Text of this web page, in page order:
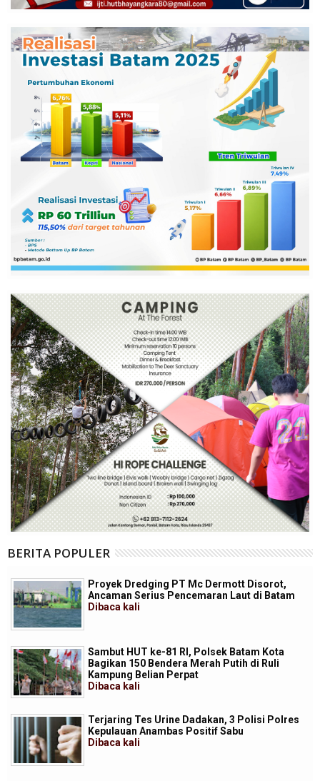
BERITA POPULER
Proyek Dredging PT Mc Dermott Disorot,
Ancaman Serius Pencemaran Laut di Batam
Dibaca kali
Sambut HUT ke-81 RI, Polsek Batam Kota
Bagikan 150 Bendera Merah Putih di Ruli
Kampung Belian Perpat
Dibaca kali
Terjaring Tes Urine Dadakan, 3 Polisi Polres
Kepulauan Anambas Positif Sabu
Dibaca kali